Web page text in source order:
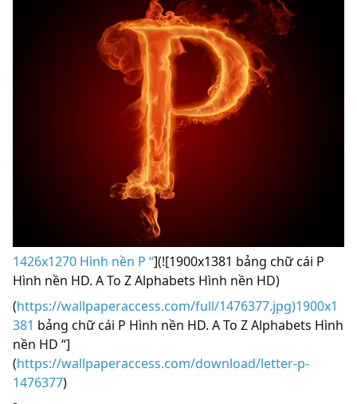
1426x1270 Hình nền P “](![1900x1381 bảng chữ cái P
Hình nền HD. A To Z Alphabets Hình nền HD)
(https://wallpaperaccess.com/full/1476377.jpg)1900x1
381 bảng chữ cái P Hình nền HD. A To Z Alphabets Hình
nền HD “]
(https://wallpaperaccess.com/download/letter-p-
1476377)